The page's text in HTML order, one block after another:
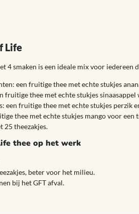
Life
4 smaken is een ideale mix voor
een fruitige thee met echte stukjes
fruitige thee met echte stukjes
een fruitige thee met echte stukjes perzik
thee met echte stukjes mango voor een
25 theezakjes.
thee op het werk
beter voor het milieu.
bij het GFT afval.